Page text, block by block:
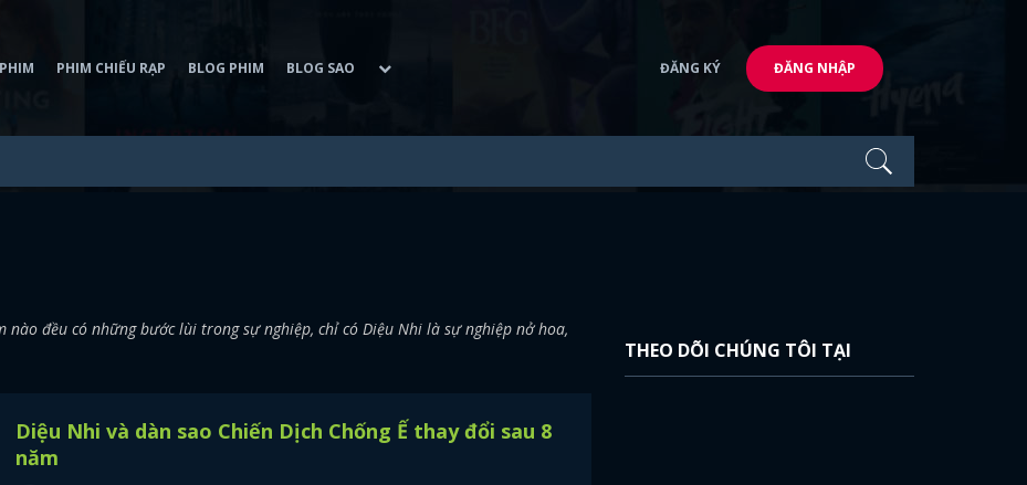
PHIM CHIẾU RẠP BLOG PHIM BLOG SAO ĐĂNG KÝ ĐĂNG NHẬP
nào đều có những bước lùi trong sự nghiệp, chỉ có Diệu Nhi là sự nghiệp nở hoa,
Diệu Nhi và dàn sao Chiến Dịch Chống Ế thay đổi sau 8
năm
THEO DÕI CHÚNG TÔI TẠI